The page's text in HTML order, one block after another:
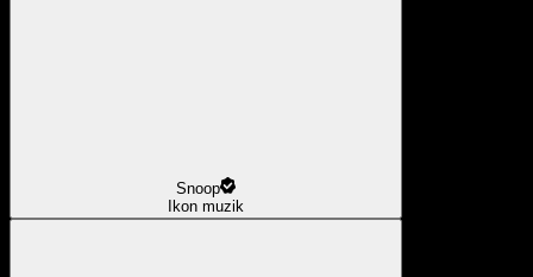
Snoop
Ikon muzik